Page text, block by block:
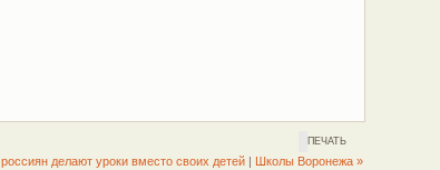
ПЕЧАТЬ
делают уроки вместо своих детей| Школы Воронежа »